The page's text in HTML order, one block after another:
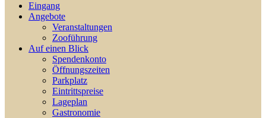
Eingang
Angebote
Veranstaltungen
Zooführung
Auf einen Blick
Spendenkonto
Öffnungszeiten
Parkplatz
Eintrittspreise
Lageplan
Gastronomie